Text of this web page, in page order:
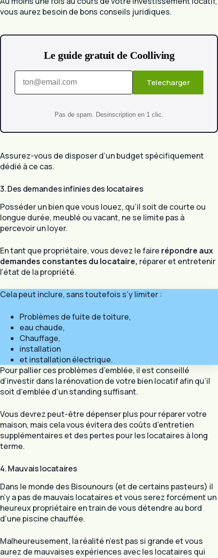
vous aurez besoin de bons conseils juridiques.
Le guide gratuit de Coolliving
Telecharger
Pas de spam. Desinscription en 1 clic.
Assurez-vous de disposer d’un budget spécifiquement
dédié à ce cas.
3. Des demandes infinies des locataires
Posséder un bien que vous louez, qu’il soit de courte ou
longue durée, meublé ou vacant, ne se limite pas à
percevoir un loyer.
En tant que propriétaire, vous devez le faire répondre aux
demandes constantes du locataire, réparer et entretenir
l’état de la propriété.
Cela peut inclure, sans toutefois s’y limiter :
Problèmes de fuite de toiture,
eau chaude,
Chauffage,
installation
et installation électrique.
Pour pallier ces problèmes d’emblée, il est conseillé
d’investir dans la rénovation de votre bien locatif afin qu’il
soit d’emblée d’un standing suffisant.
Vous devrez peut-être dépenser plus pour réparer votre
maison, mais cela vous évitera des coûts d’entretien
supplémentaires et des pertes pour les locataires à long
terme.
4. Mauvais locataires
Dans le monde des Bisounours (et de certains pasteurs) il
n’y a pas de mauvais locataires et vous serez forcément un
heureux propriétaire en train de vous détendre au bord
d’une piscine chauffée.
Malheureusement, la réalité n’est pas si grande et vous
aurez de mauvaises expériences avec les locataires qui